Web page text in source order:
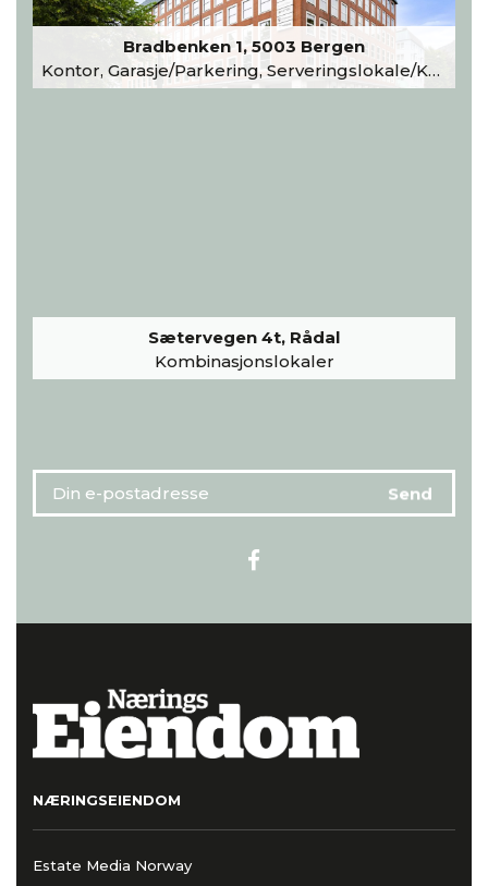
Bradbenken 1, 5003 Bergen
Kontor, Garasje/Parkering, Serveringslokale/Kantine, Undervisning/Arrangement
Sætervegen 4t, Rådal
Kombinasjonslokaler
NÆRINGSEIENDOM
Estate Media Norway